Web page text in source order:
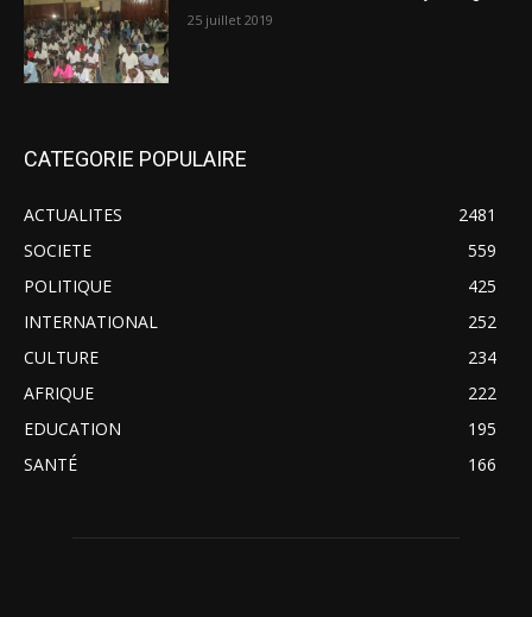
25 juillet 2019
CATEGORIE POPULAIRE
ACTUALITES
2481
SOCIETE
559
POLITIQUE
425
INTERNATIONAL
252
CULTURE
234
AFRIQUE
222
EDUCATION
195
SANTÉ
166